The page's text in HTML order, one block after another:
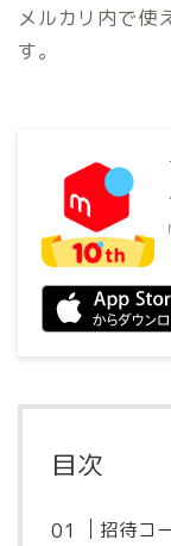
メルカリ内で使
す。
目次
招待コ